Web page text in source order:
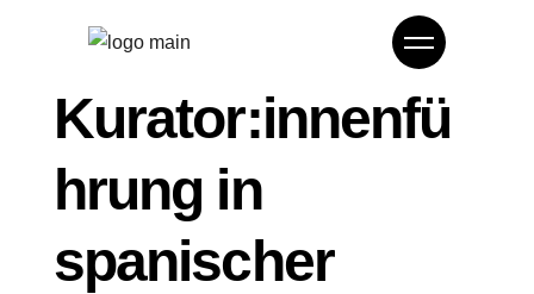
Kurator:innenfü
hrung in
spanischer